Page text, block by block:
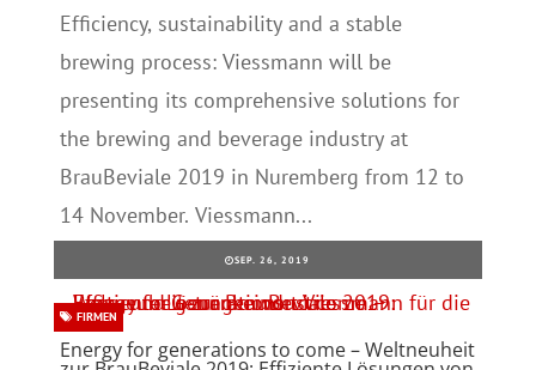
Efficiency, sustainability and a stable
brewing process: Viessmann will be
presenting its comprehensive solutions for
the brewing and beverage industry at
BrauBeviale 2019 in Nuremberg from 12 to
14 November. Viessmann...
SEP. 26, 2019
Energy for generations to come – Weltneuheit
FIRMEN